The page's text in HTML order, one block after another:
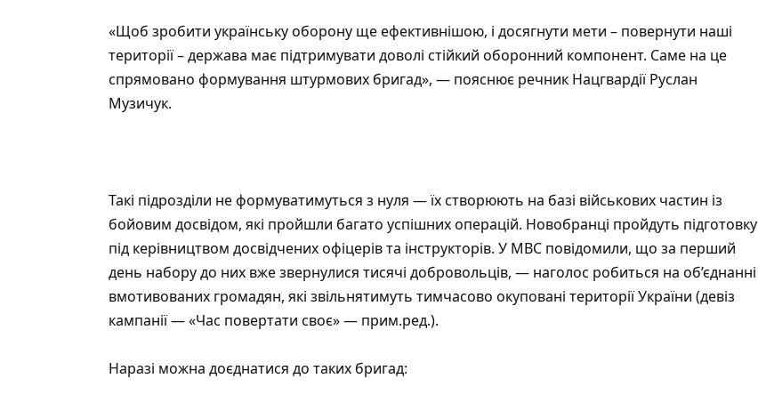
«Щоб зробити українську оборону ще ефективнішою, і досягнути мети – повернути наші
території – держава має підтримувати доволі стійкий оборонний компонент. Саме на це
спрямовано формування штурмових бригад», — пояснює речник Нацгвардії Руслан
Музичук.
Такі підрозділи не формуватимуться з нуля — їх створюють на базі військових частин із
бойовим досвідом, які пройшли багато успішних операцій. Новобранці пройдуть підготовку
під керівництвом досвідчених офіцерів та інструкторів. У МВС повідомили, що за перший
день набору до них вже звернулися тисячі добровольців, — наголос робиться на об’єднанні
вмотивованих громадян, які звільнятимуть тимчасово окуповані території України (девіз
кампанії — «Час повертати своє» — прим.ред.).
Наразі можна доєднатися до таких бригад: